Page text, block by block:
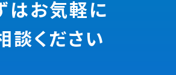
はお気軽に
談ください